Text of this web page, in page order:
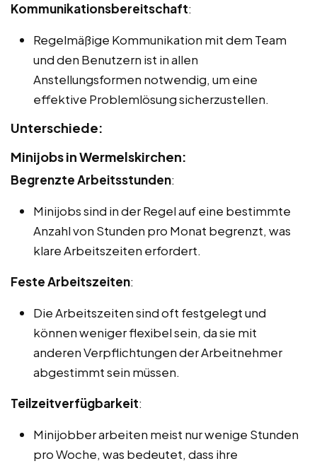
Kommunikationsbereitschaft:
Regelmäßige Kommunikation mit dem Team
und den Benutzern ist in allen
Anstellungsformen notwendig, um eine
effektive Problemlösung sicherzustellen.
Unterschiede:
Minijobs in Wermelskirchen:
Begrenzte Arbeitsstunden:
Minijobs sind in der Regel auf eine bestimmte
Anzahl von Stunden pro Monat begrenzt, was
klare Arbeitszeiten erfordert.
Feste Arbeitszeiten:
Die Arbeitszeiten sind oft festgelegt und
können weniger flexibel sein, da sie mit
anderen Verpflichtungen der Arbeitnehmer
abgestimmt sein müssen.
Teilzeitverfügbarkeit:
Minijobber arbeiten meist nur wenige Stunden
pro Woche, was bedeutet, dass ihre